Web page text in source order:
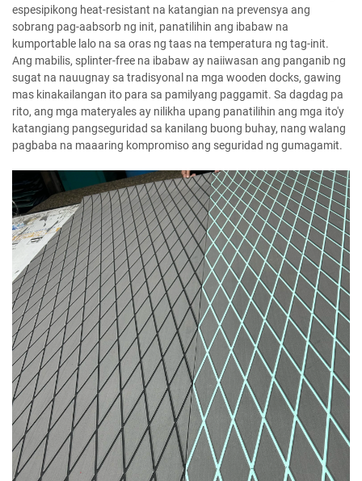
espesipikong heat-resistant na katangian na prevensya ang
sobrang pag-aabsorb ng init, panatilihin ang ibabaw na
kumportable lalo na sa oras ng taas na temperatura ng tag-init.
Ang mabilis, splinter-free na ibabaw ay naiiwasan ang panganib ng
sugat na nauugnay sa tradisyonal na mga wooden docks, gawing
mas kinakailangan ito para sa pamilyang paggamit. Sa dagdag pa
rito, ang mga materyales ay nilikha upang panatilihin ang mga ito'y
katangiang pangseguridad sa kanilang buong buhay, nang walang
pagbaba na maaaring kompromiso ang seguridad ng gumagamit.